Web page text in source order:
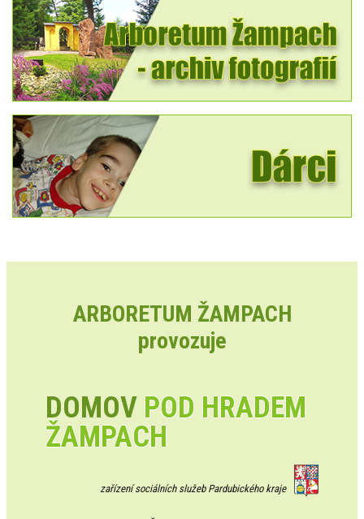
ARBORETUM ŽAMPACH
provozuje
DOMOV POD HRADEM
ŽAMPACH
zařízení sociálních služeb Pardubického kraje